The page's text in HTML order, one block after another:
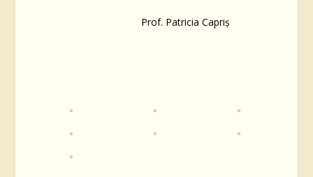
Prof. Patricia Capriș